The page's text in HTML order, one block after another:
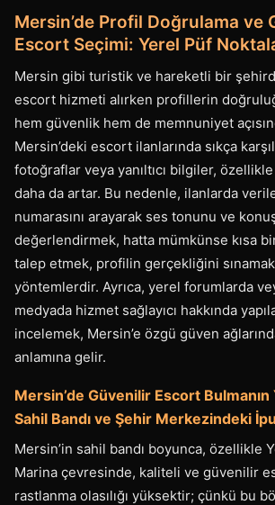
Mersin’de Profil Doğrulama ve
Escort Seçimi: Yerel Püf
Mersin gibi turistik ve hareketli bir
escort hizmeti alırken profillerin
hem güvenlik hem de memnuniyet
Mersin’deki escort ilanlarında sıkça
fotoğraflar veya yanıltıcı bilgiler,
daha da artar. Bu nedenle, ilanlarda
numarasını arayarak ses tonunu ve
değerlendirmek, hatta mümkünse kısa
talep etmek, profilin gerçekliğini
yöntemlerdir. Ayrıca, yerel forumlarda
medyada hizmet sağlayıcı hakkında
incelemek, Mersin’e özgü güven
anlamına gelir.
Mersin’de Güvenilir Escort Bulmanın
Sahil Bandı ve Şehir Merkezindeki
Mersin’in sahil bandı boyunca, özellikle
Marina çevresinde, kaliteli ve güvenilir
rastlanma olasılığı yüksektir; çünkü bu